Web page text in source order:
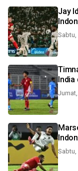
Jay
Sabtu,
India
Sabtu,